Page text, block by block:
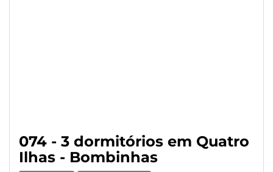
074 - 3 dormitórios em Quatro
Ilhas - Bombinhas